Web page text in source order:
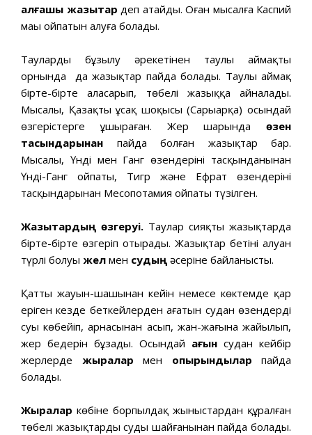
алғашқы жазықтар деп атайды. Оған мысалға Каспий
маңы ойпатын алуға болады.
Таулардың бұзылу әрекетінен таулы аймақтың
орнында да жазықтар пайда болады. Таулы аймақ
бірте-бірте аласарып, төбелі жазыққа айналады.
Мысалы, Қазақтың ұсақ шоқысы (Сарыарқа) осындай
өзгерістерге ұшыраған. Жер шарында өзен
тасқындарынан пайда болған жазықтар бар.
Мысалы, Үнді мен Ганг өзендерінің тасқынданынан
Үнді-Ганг ойпаты, Тигр және Ефрат өзендерінің
тасқындарынан Месопотамия ойпаты түзілген.
Жазықтардың өзгеруі. Таулар сияқты жазықтарда
бірте-бірте өзгеріп отырады. Жазықтар бетінің алуан
түрлі болуы жел мен судың әсеріне байланысты.
Қатты жауын-шашынан кейін немесе көктемде қар
еріген кезде беткейлерден ағатын судан өзендердің
суы көбейіп, арнасынан асып, жан-жағына жайылып,
жер бедерін бұзады. Осындай ағын судан кейбір
жерлерде жыралар мен опырындылар пайда
болады.
Жыралар көбіне борпылдақ жыныстардан құралған
төбелі жазықтарды судың шайғанынан пайда болады.